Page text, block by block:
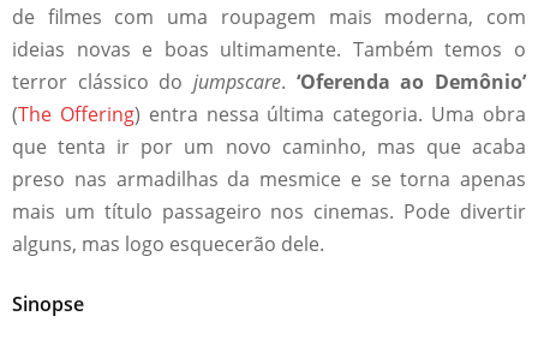
de filmes com uma roupagem mais moderna, com
ideias novas e boas ultimamente. Também temos o
terror clássico do jumpscare. ‘Oferenda ao Demônio’
(The Offering) entra nessa última categoria. Uma obra
que tenta ir por um novo caminho, mas que acaba
preso nas armadilhas da mesmice e se torna apenas
mais um título passageiro nos cinemas. Pode divertir
alguns, mas logo esquecerão dele.
Sinopse